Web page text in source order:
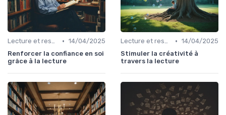
Lecture et ressources pour leaders • 14/04/2025
Renforcer la confiance en soi
grâce à la lecture
Lecture et ressources pour leaders • 14/04/2025
Stimuler la créativité à
travers la lecture